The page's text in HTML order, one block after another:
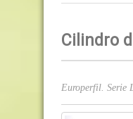
Cilindro
Europerfil. Serie